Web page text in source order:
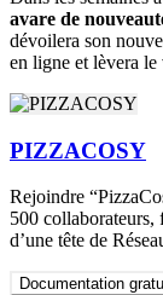
avare de
dévoilera son
en ligne et lèvera
PIZZACOSY
Rejoindre
500 collaborateurs,
d’une tête de
Documentation